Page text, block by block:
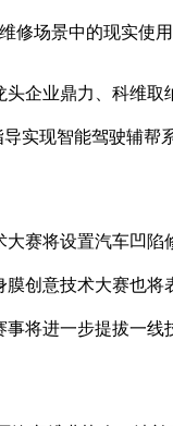
修场景中的现实使
业鼎力、科维取
实现智能驾驶辅
将设置汽车凹陷
创意技术大赛也
将进一步提拔一